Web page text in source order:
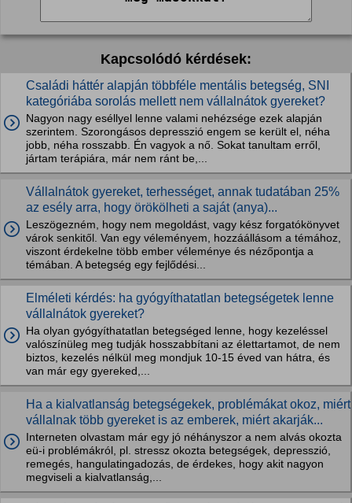
Kapcsolódó kérdések:
Családi háttér alapján többféle mentális betegség, SNI
kategóriába sorolás mellett nem vállalnátok gyereket?
Nagyon nagy eséllyel lenne valami nehézsége ezek alapján
szerintem. Szorongásos depresszió engem se került el, néha
jobb, néha rosszabb. Én vagyok a nő. Sokat tanultam erről,
jártam terápiára, már nem ránt be,...
Vállalnátok gyereket, terhességet, annak tudatában 25%
az esély arra, hogy örökölheti a saját (anya)...
Leszögezném, hogy nem megoldást, vagy kész forgatókönyvet
várok senkitől. Van egy véleményem, hozzáállásom a témához,
viszont érdekelne több ember véleménye és nézőpontja a
témában. A betegség egy fejlődési...
Elméleti kérdés: ha gyógyíthatatlan betegségetek lenne
vállalnátok gyereket?
Ha olyan gyógyíthatatlan betegséged lenne, hogy kezeléssel
valószínüleg meg tudják hosszabbítani az élettartamot, de nem
biztos, kezelés nélkül meg mondjuk 10-15 éved van hátra, és
van már egy gyereked,...
Ha a kialvatlanság betegségekek, problémákat okoz, miért
vállalnak több gyereket is az emberek, miért akarják...
Interneten olvastam már egy jó néhányszor a nem alvás okozta
eü-i problémákról, pl. stressz okozta betegségek, depresszió,
remegés, hangulatingadozás, de érdekes, hogy akit nagyon
megviseli a kialvatlanság,...